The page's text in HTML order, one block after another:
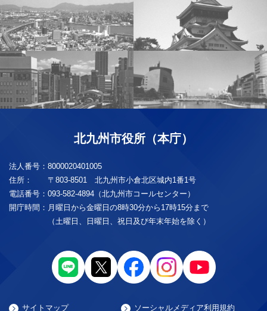
北九州市役所（本庁）
法人番号： 8000020401005
住所：
〒803-8501 北九州市小倉北区城内1番1号
電話番号： 093-582-4894（北九州市コールセンター）
開庁時間： 月曜日から金曜日の8時30分から17時15分まで
（土曜日、日曜日、祝日及び年末年始を除く）
サイトマップ ソーシャルメディア利用規約